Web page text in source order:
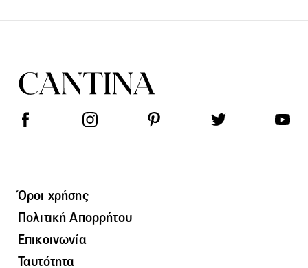
Όροι χρήσης
Πολιτική Απορρήτου
Επικοινωνία
Ταυτότητα